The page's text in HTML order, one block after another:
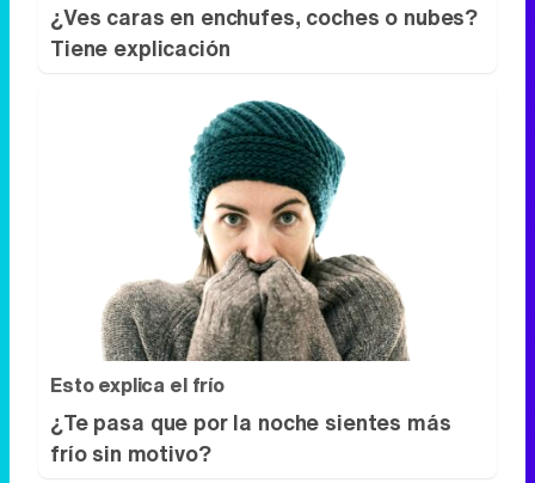
¿Ves caras en enchufes, coches o nubes?
Tiene explicación
Esto explica el frío
¿Te pasa que por la noche sientes más
frío sin motivo?